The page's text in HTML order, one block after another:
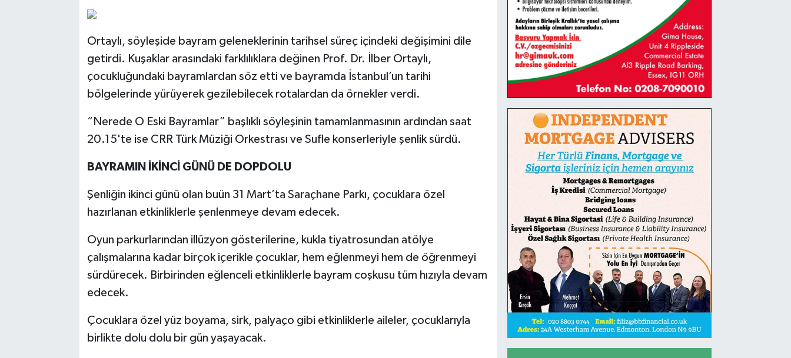
Ortaylı, söyleşide bayram geleneklerinin tarihsel süreç içindeki değişimini dile
getirdi. Kuşaklar arasındaki farklılıklara değinen Prof. Dr. İlber Ortaylı,
çocukluğundaki bayramlardan söz etti ve bayramda İstanbul’un tarihi
bölgelerinde yürüyerek gezilebilecek rotalardan da örnekler verdi.
“Nerede O Eski Bayramlar” başlıklı söyleşinin tamamlanmasının ardından saat
20.15'te ise CRR Türk Müziği Orkestrası ve Sufle konserleriyle şenlik sürdü.
BAYRAMIN İKİNCİ GÜNÜ DE DOPDOLU
Şenliğin ikinci günü olan buün 31 Mart’ta Saraçhane Parkı, çocuklara özel
hazırlanan etkinliklerle şenlenmeye devam edecek.
Oyun parkurlarından illüzyon gösterilerine, kukla tiyatrosundan atölye
çalışmalarına kadar birçok içerikle çocuklar, hem eğlenmeyi hem de öğrenmeyi
sürdürecek. Birbirinden eğlenceli etkinliklerle bayram coşkusu tüm hızıyla devam
edecek.
Çocuklara özel yüz boyama, sirk, palyaço gibi etkinliklerle aileler, çocuklarıyla
birlikte dolu dolu bir gün yaşayacak.